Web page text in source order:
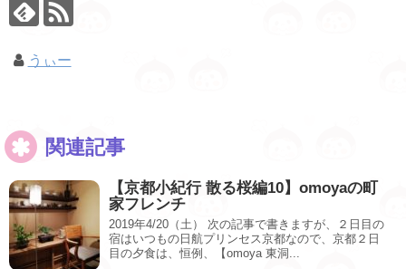
うぃー
関連記事
【京都小紀行 散る桜編10】omoyaの町
家フレンチ
2019年4/20（土） 次の記事で書きますが、２日目の
宿はいつもの日航プリンセス京都なので、京都２日
目の夕食は、恒例、【omoya 東洞...